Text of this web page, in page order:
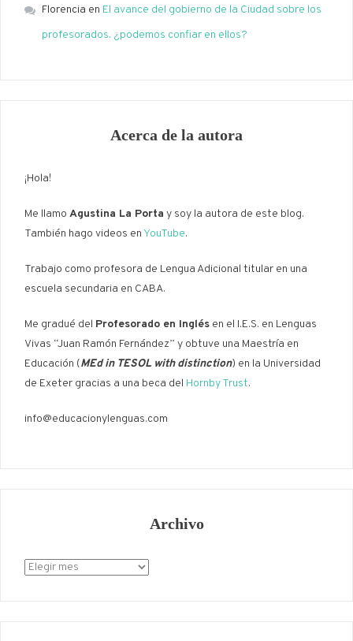
Florencia en El avance del gobierno de la Ciudad sobre los
profesorados. ¿podemos confiar en ellos?
Acerca de la autora
¡Hola!
Me llamo Agustina La Porta y soy la autora de este blog.
También hago videos en YouTube.
Trabajo como profesora de Lengua Adicional titular en una
escuela secundaria en CABA.
Me gradué del Profesorado en Inglés en el I.E.S. en Lenguas
Vivas “Juan Ramón Fernández” y obtuve una Maestría en
Educación (MEd in TESOL with distinction) en la Universidad
de Exeter gracias a una beca del Hornby Trust.
info@educacionylenguas.com
Archivo
Archivo